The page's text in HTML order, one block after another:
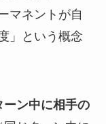
マネントが自
」という概念
ン中に相手の